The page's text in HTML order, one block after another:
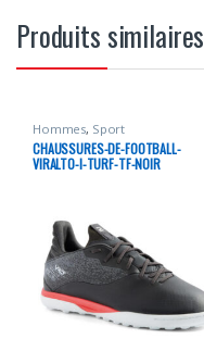
Produits similaires
Hommes, Sport
CHAUSSURES-DE-FOOTBALL-
VIRALTO-I-TURF-TF-NOIR